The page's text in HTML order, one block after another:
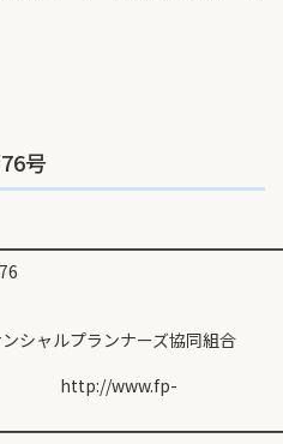
号
プランナーズ協同組合